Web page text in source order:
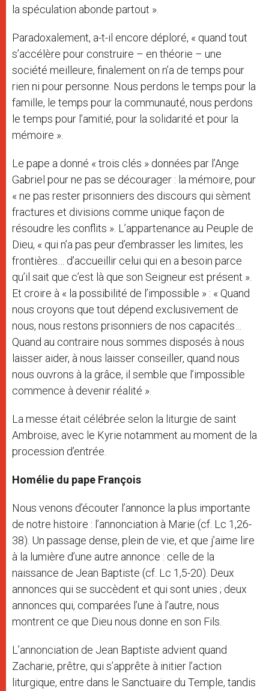
la spéculation abonde partout ».
Paradoxalement, a-t-il encore déploré, « quand tout
s’accélère pour construire – en théorie – une
société meilleure, finalement on n’a de temps pour
rien ni pour personne. Nous perdons le temps pour la
famille, le temps pour la communauté, nous perdons
le temps pour l’amitié, pour la solidarité et pour la
mémoire ».
Le pape a donné « trois clés » données par l’Ange
Gabriel pour ne pas se décourager : la mémoire, pour
« ne pas rester prisonniers des discours qui sèment
fractures et divisions comme unique façon de
résoudre les conflits ». L’appartenance au Peuple de
Dieu, « qui n’a pas peur d’embrasser les limites, les
frontières… d’accueillir celui qui en a besoin parce
qu’il sait que c’est là que son Seigneur est présent ».
Et croire à « la possibilité de l’impossible » : « Quand
nous croyons que tout dépend exclusivement de
nous, nous restons prisonniers de nos capacités…
Quand au contraire nous sommes disposés à nous
laisser aider, à nous laisser conseiller, quand nous
nous ouvrons à la grâce, il semble que l’impossible
commence à devenir réalité ».
La messe était célébrée selon la liturgie de saint
Ambroise, avec le Kyrie notamment au moment de la
procession d’entrée.
Homélie du pape François
Nous venons d’écouter l’annonce la plus importante
de notre histoire : l’annonciation à Marie (cf. Lc 1,26-
38). Un passage dense, plein de vie, et que j’aime lire
à la lumière d’une autre annonce : celle de la
naissance de Jean Baptiste (cf. Lc 1,5-20). Deux
annonces qui se succèdent et qui sont unies ; deux
annonces qui, comparées l’une à l’autre, nous
montrent ce que Dieu nous donne en son Fils.
L’annonciation de Jean Baptiste advient quand
Zacharie, prêtre, qui s’apprête à initier l’action
liturgique, entre dans le Sanctuaire du Temple, tandis